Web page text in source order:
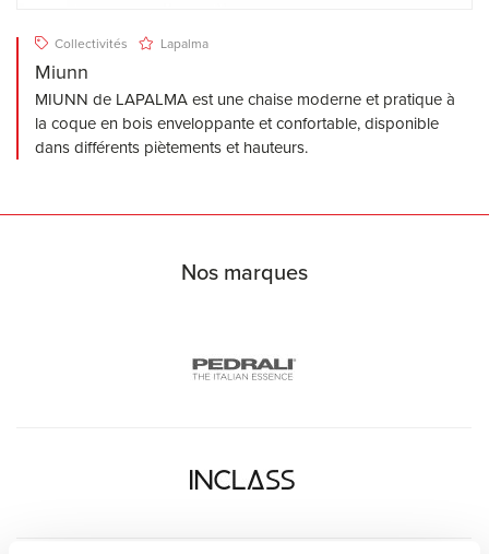
Collectivités Lapalma
Miunn
MIUNN de LAPALMA est une chaise moderne et pratique à
la coque en bois enveloppante et confortable, disponible
dans différents piètements et hauteurs.
Nos marques